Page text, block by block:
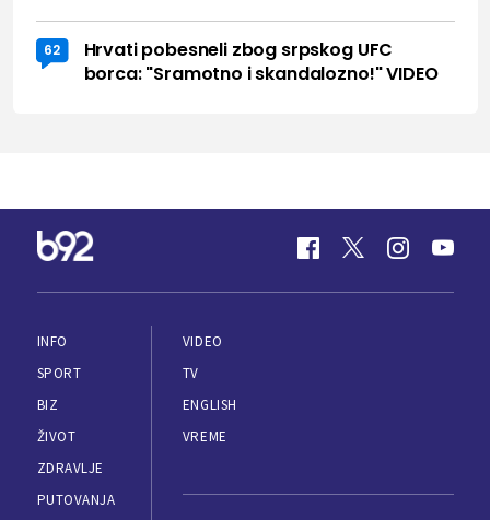
62
Hrvati pobesneli zbog srpskog UFC
borca: "Sramotno i skandalozno!" VIDEO
INFO
SPORT
BIZ
ŽIVOT
ZDRAVLJE
PUTOVANJA
VIDEO
TV
ENGLISH
VREME